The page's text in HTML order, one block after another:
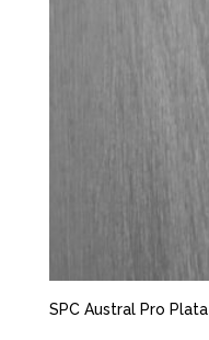
SPC Austral Pro Plata